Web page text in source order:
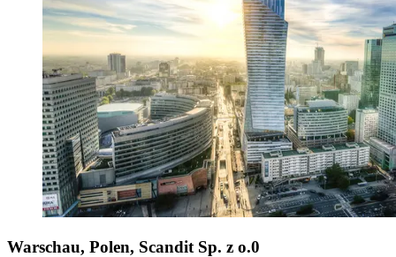
Warschau, Polen, Scandit Sp. z o.0